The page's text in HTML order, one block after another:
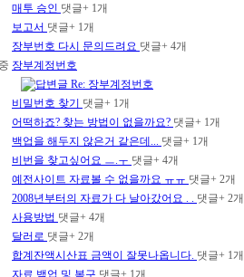
매투 승인 댓글+ 1 개
보고서 댓글+ 1 개
장부번호 다시 문의드려요 댓글+ 4개
장부계정번호
Re: 장부계정번호
비밀번호 찾기 댓글+ 1 개
어떡하죠? 찾는 방법이 없을까요? 댓글+ 1 개
백업을 해두지 않은거 같은데... 댓글+ 1 개
비번을 찾고싶어요 ㅡ.ㅜ 댓글+ 4개
예전사이트 자료볼 수 없을까요 ㅠㅠ 댓글+ 2개
2008년부터의 자료가 다 날아갔어요 . . 댓글+ 2개
사용방법 댓글+ 4개
달러로 댓글+ 2개
합계잔액시산표 금액이 잘못나옵니다. 댓글+ 1 개
자료 백업 및 복구 댓글+ 1 개